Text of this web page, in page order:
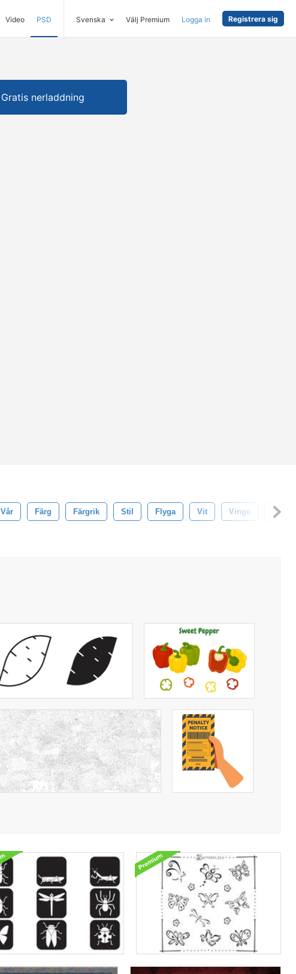
Video PSD Svenska Välj Premium Logga in Registrera sig
Gratis nerladdning
Vår Färg Färgrik Stil Flyga Vit Vinge Målad